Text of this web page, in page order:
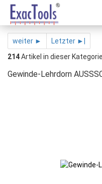
weiter ►
Letzter ►|
214Artikel in dieser Kategorie
Gewinde-Lehrdorn